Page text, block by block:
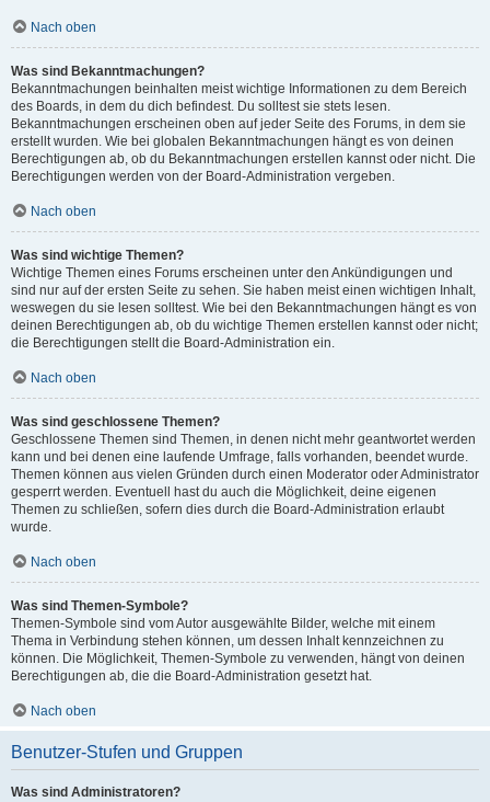
Nach oben
Was sind Bekanntmachungen?
Bekanntmachungen beinhalten meist wichtige Informationen zu dem Bereich
des Boards, in dem du dich befindest. Du solltest sie stets lesen.
Bekanntmachungen erscheinen oben auf jeder Seite des Forums, in dem sie
erstellt wurden. Wie bei globalen Bekanntmachungen hängt es von deinen
Berechtigungen ab, ob du Bekanntmachungen erstellen kannst oder nicht. Die
Berechtigungen werden von der Board-Administration vergeben.
Nach oben
Was sind wichtige Themen?
Wichtige Themen eines Forums erscheinen unter den Ankündigungen und
sind nur auf der ersten Seite zu sehen. Sie haben meist einen wichtigen Inhalt,
weswegen du sie lesen solltest. Wie bei den Bekanntmachungen hängt es von
deinen Berechtigungen ab, ob du wichtige Themen erstellen kannst oder nicht;
die Berechtigungen stellt die Board-Administration ein.
Nach oben
Was sind geschlossene Themen?
Geschlossene Themen sind Themen, in denen nicht mehr geantwortet werden
kann und bei denen eine laufende Umfrage, falls vorhanden, beendet wurde.
Themen können aus vielen Gründen durch einen Moderator oder Administrator
gesperrt werden. Eventuell hast du auch die Möglichkeit, deine eigenen
Themen zu schließen, sofern dies durch die Board-Administration erlaubt
wurde.
Nach oben
Was sind Themen-Symbole?
Themen-Symbole sind vom Autor ausgewählte Bilder, welche mit einem
Thema in Verbindung stehen können, um dessen Inhalt kennzeichnen zu
können. Die Möglichkeit, Themen-Symbole zu verwenden, hängt von deinen
Berechtigungen ab, die die Board-Administration gesetzt hat.
Nach oben
Benutzer-Stufen und Gruppen
Was sind Administratoren?